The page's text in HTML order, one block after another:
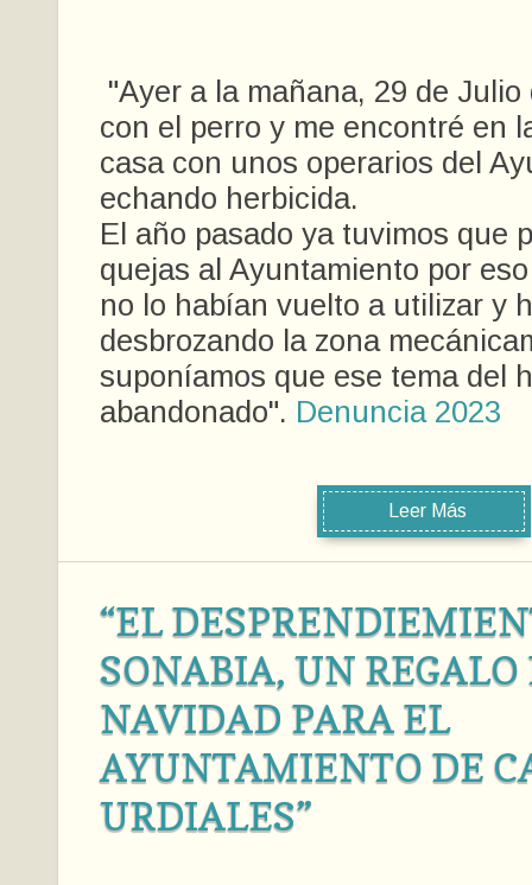
"Ayer a la mañana, 29 de Julio
con el perro y me encontré en
casa con unos operarios del
echando herbicida.
El año pasado ya tuvimos que
quejas al Ayuntamiento por
no lo habían vuelto a utilizar y
desbrozando la zona
suponíamos que ese tema del
abandonado". Denuncia 2023
Leer Más
“EL
SONABIA, UN REGALO
NAVIDAD PARA EL
AYUNTAMIENTO DE
URDIALES”